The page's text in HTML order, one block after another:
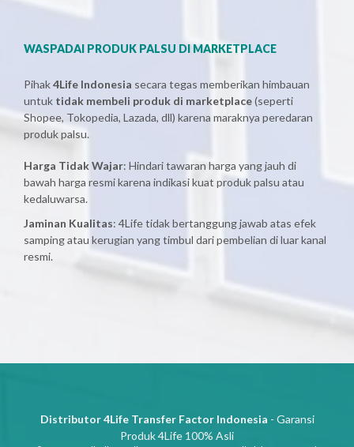
WASPADAI PRODUK PALSU DI MARKETPLACE
Pihak4Life Indonesia secara tegas memberikan himbauan
untuk tidak membeli produk di marketplace(seperti
Shopee, Tokopedia, Lazada, dll) karena maraknya peredaran
produk palsu.
Harga Tidak Wajar: Hindari tawaran harga yang jauh di
bawah harga resmi karena indikasi kuat produk palsu atau
kedaluwarsa.
Jaminan Kualitas: 4Life tidak bertanggung jawab atas efek
samping atau kerugian yang timbul dari pembelian di luar kanal
resmi.
Distributor 4Life Transfer Factor Indonesia - Garansi
Produk 4Life 100% Asli